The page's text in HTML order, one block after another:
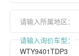
请输入所属地区：
请输入询价车型：